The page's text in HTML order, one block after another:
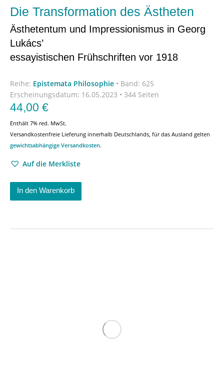
Die Transformation des Ästheten
Ästhetentum und Impressionismus in Georg
Lukács’
essayistischen Frühschriften vor 1918
Reihe: Epistemata Philosophie • Band: 625
Erscheinungsdatum: 16.05.2023 • 344 Seiten
44,00 €
Enthält 7% red. MwSt.
Versandkostenfreie Lieferung innerhalb Deutschlands, für das Ausland gelten
gewichtsabhängige Versandkosten.
Auf die Merkliste
In den Warenkorb